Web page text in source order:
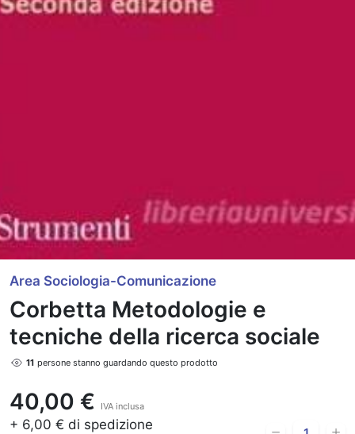
Area Sociologia-Comunicazione
Corbetta Metodologie e
tecniche della ricerca sociale
10 persone stanno guardando questo prodotto
40,00 € IVA inclusa
+ 6,00 € di spedizione